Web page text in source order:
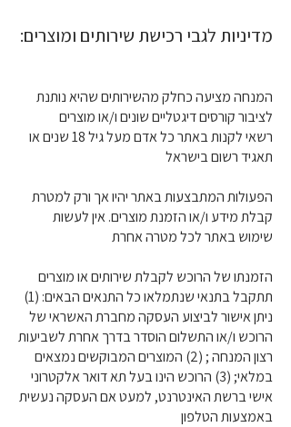
מדיניות לגבי רכישת שירותים ומוצרים:
המנחה מציעה כחלק מהשירותים שהיא נותנת
לציבור קורסים דיגטליים שונים ו/או מוצרים
רשאי לקנות באתר כל אדם מעל גיל 18 שנים או
תאגיד רשום בישראל
הפעולות המתבצעות באתר יהיו אך ורק למטרת
קבלת מידע ו/או הזמנת מוצרים. אין לעשות
שימוש באתר לכל מטרה אחרת
הזמנתו של הרוכש לקבלת שירותים או מוצרים
תתקבל בתנאי שנתמלאו כל התנאים הבאים: (1)
ניתן אישור לביצוע העסקה מחברת האשראי של
הרוכש ו/או התשלום הוסדר בדרך אחרת לשביעות
רצון המנחה ; (2) המוצרים המבוקשים נמצאים
במלאי; (3) הרוכש הינו בעל תא דואר אלקטרוני
אישי ברשת האינטרנט, למעט אם העסקה נעשית
באמצעות הטלפון